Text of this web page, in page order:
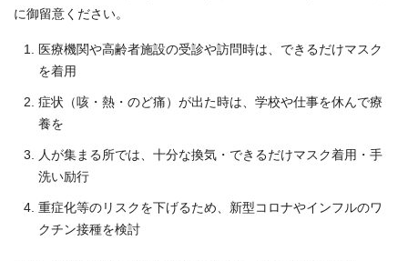
に御留意ください。
医療機関や高齢者施設の受診や訪問時は、できるだけマスク
を着用
症状（咳・熱・のど痛）が出た時は、学校や仕事を休んで療
養を
人が集まる所では、十分な換気・できるだけマスク着用・手
洗い励行
重症化等のリスクを下げるため、新型コロナやインフルのワ
クチン接種を検討